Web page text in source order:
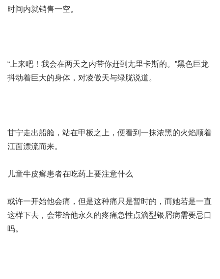
时间内就销售一空。
“上来吧！我会在两天之内带你赶到尢里卡斯的。”黑色巨龙
抖动着巨大的身体，对凌傲天与绿胧说道。
甘宁走出船舱，站在甲板之上，便看到一抹浓黑的火焰顺着
江面漂流而来。
儿童牛皮癣患者在吃药上要注意什么
或许一开始他会痛，但是这种痛只是暂时的，而她若是一直
这样下去，会带给他永久的疼痛急性点滴型银屑病需要忌口
吗。